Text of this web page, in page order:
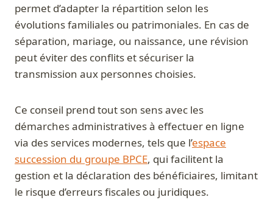
permet d’adapter la répartition selon les
évolutions familiales ou patrimoniales. En cas de
séparation, mariage, ou naissance, une révision
peut éviter des conflits et sécuriser la
transmission aux personnes choisies.
Ce conseil prend tout son sens avec les
démarches administratives à effectuer en ligne
via des services modernes, tels que l’espace
succession du groupe BPCE, qui facilitent la
gestion et la déclaration des bénéficiaires, limitant
le risque d’erreurs fiscales ou juridiques.